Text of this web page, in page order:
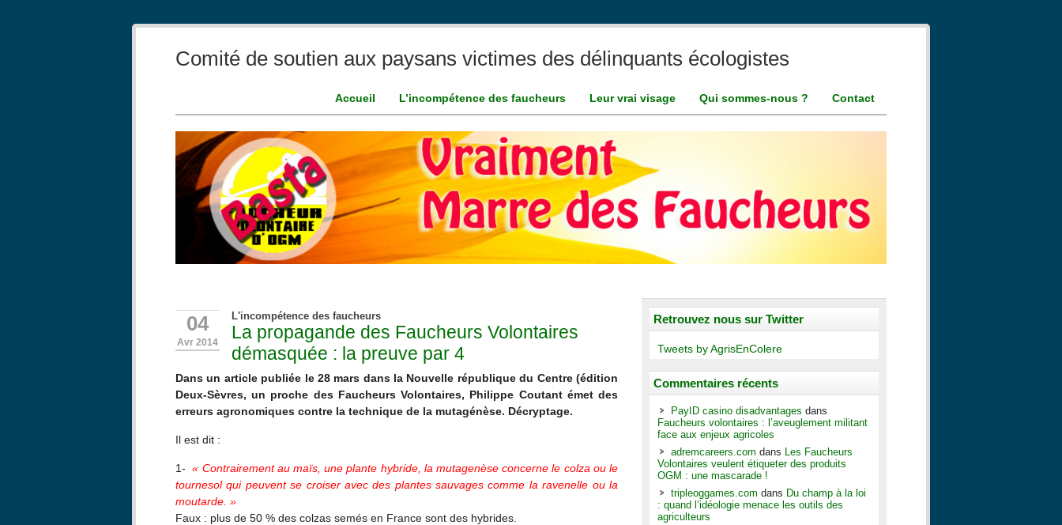
Comité de soutien aux paysans victimes des délinquants écologistes
Accueil L’incompétence des faucheurs Leur vrai visage Qui sommes-nous ? Contact
04
Avr 2014
L'incompétence des faucheurs
La propagande des Faucheurs Volontaires
démasquée : la preuve par 4
Dans un article publiée le 28 mars dans la Nouvelle république du Centre (édition
Deux-Sèvres, un proche des Faucheurs Volontaires, Philippe Coutant émet des
erreurs agronomiques contre la technique de la mutagénèse. Décryptage.
Il est dit :
1-« Contrairement au maïs, une plante hybride, la mutagenèse concerne le colza ou le
tournesol qui peuvent se croiser avec des plantes sauvages comme la ravenelle ou la
moutarde. »
Faux : plus de 50 % des colzas semés en France sont des hybrides.
Retrouvez nous sur Twitter
Tweets by AgrisEnColere
Commentaires récents
PayID casino disadvantages dans
Faucheurs volontaires : l’aveuglement militant
face aux enjeux agricoles
adremcareers.com dans Les Faucheurs
Volontaires veulent étiqueter des produits
OGM : une mascarade !
tripleoggames.com dans Du champ à la loi
: quand l’idéologie menace les outils des
agriculteurs